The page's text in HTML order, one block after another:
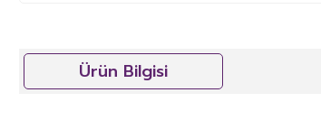
Ürün Bilgisi